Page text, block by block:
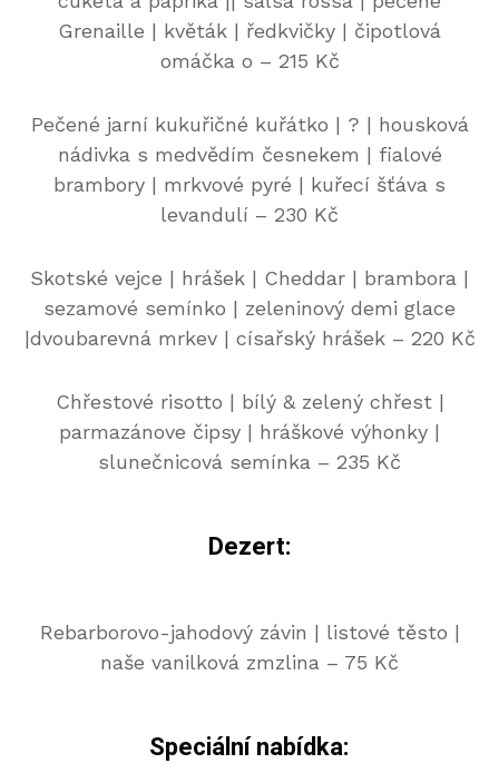
Grenaille | květák | ředkvičky | čipotlová
omáčka o – 215 Kč
Pečené jarní kukuřičné kuřátko | ? | housková
nádivka s medvědím česnekem | fialové
brambory | mrkvové pyré | kuřecí šťáva s
levandulí – 230 Kč
Skotské vejce | hrášek | Cheddar | brambora |
sezamové semínko | zeleninový demi glace
|dvoubarevná mrkev | císařský hrášek – 220 Kč
Chřestové risotto | bílý & zelený chřest |
parmazánove čipsy | hráškové výhonky |
slunečnicová semínka – 235 Kč
Dezert:
Rebarborovo-jahodový závin | listové těsto |
naše vanilková zmzlina – 75 Kč
Speciální nabídka: